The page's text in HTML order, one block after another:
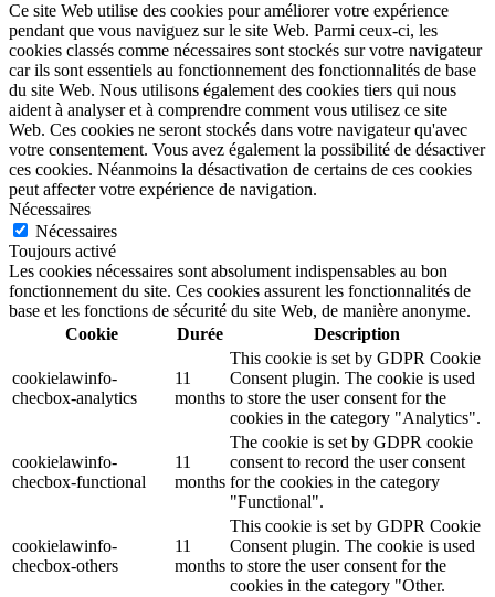
Ce site Web utilise des cookies pour améliorer votre expérience
pendant que vous naviguez sur le site Web. Parmi ceux-ci, les
cookies classés comme nécessaires sont stockés sur votre navigateur
car ils sont essentiels au fonctionnement des fonctionnalités de base
du site Web. Nous utilisons également des cookies tiers qui nous
aident à analyser et à comprendre comment vous utilisez ce site
Web. Ces cookies ne seront stockés dans votre navigateur qu'avec
votre consentement. Vous avez également la possibilité de désactiver
ces cookies. Néanmoins la désactivation de certains de ces cookies
peut affecter votre expérience de navigation.
Nécessaires
Nécessaires
Toujours activé
Les cookies nécessaires sont absolument indispensables au bon
fonctionnement du site. Ces cookies assurent les fonctionnalités de
base et les fonctions de sécurité du site Web, de manière anonyme.
Cookie
Durée Description
cookielawinfo-
checbox-analytics
11
months
This cookie is set by GDPR Cookie
Consent plugin. The cookie is used
to store the user consent for the
cookies in the category "Analytics".
cookielawinfo-
checbox-functional
11
months
The cookie is set by GDPR cookie
consent to record the user consent
for the cookies in the category
"Functional".
cookielawinfo-
checbox-others
11
months
This cookie is set by GDPR Cookie
Consent plugin. The cookie is used
to store the user consent for the
cookies in the category "Other.